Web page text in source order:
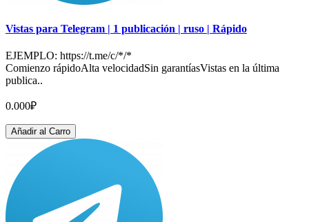
Vistas para Telegram | 1 publicación | ruso | Rápido
EJEMPLO: https://t.me/c/*/*
Comienzo rápidoAlta velocidadSin garantíasVistas en la última
publica..
0.000₽
Añadir al Carro